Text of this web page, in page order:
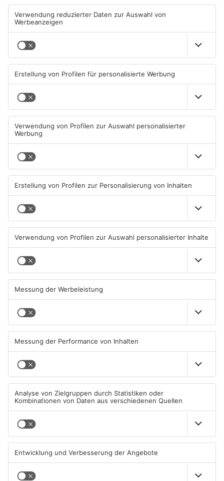
Mehr aus
Primaveraland
TOPNEWS
Schwimmbäder im
Primaveraland weisen teils
erhebliche Mängel auf
06.08.2026, 06:37 UHR IN
PRIMAVERALAND
TOPNEWS
weiterhin sehr hoch
06.08.2026, 06:34 UHR IN
PRIMAVERALAND
Brände in Seligenstadt,
Waldaschaff und zwischen
Hanau und Kahl
PRIMAVERALAND
leiden unter Trockenheit
04.08.2026, 15:07 UHR IN
TOPNEWS